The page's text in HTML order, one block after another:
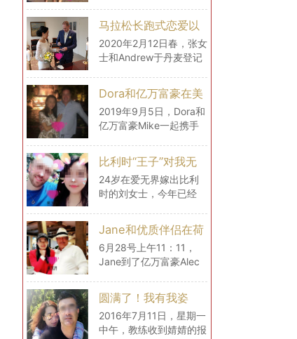
等着自己
用担心，你也同样会感到
安心，因为你知道，他会
包容你的所有，毫无理由
地去宠溺你，默默在某个
马拉松长跑式恋爱以
后，我们在丹麦登记
结婚了
2020年2月12日春，张女
士和Andrew于丹麦登记
年的马拉松式的跨国爱
恋，终于停下了它的脚
步，开始步入一个全新的
阶段——婚姻
Dora和亿万富豪在美
国的生活
2019年9月5日，Dora和
亿万富豪Mike一起携手
了很多，还为女士购置了
很多生活用品，
比利时“王子”对我无
微不至的爱（爱无界
刘女士的海外生活）
24岁在爱无界嫁出比利
时的刘女士，今年已经
比利时过上了幸福的生
活。
Jane和优质伴侣在荷
兰的幸福生活
6月28号上午11：11，
Jane到了亿万富豪Alec
舒适，气候怡人！每天都
像生活在画中！”
圆满了！我有我姿
态！（爱无界婧婧圆
满动态）
2016年7月11日，星期一
中午，教练收到婧婧的报